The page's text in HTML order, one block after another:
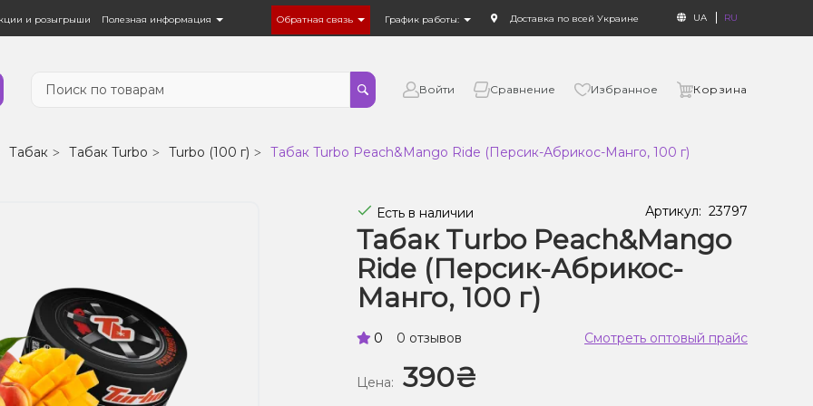
и розыгрыши Полезная информация Обратная связь График работы: Доставка по всей Украине UA RU
Войти Сравнение Избранное Корзина
Табак Табак Turbo Turbo (100 г) Табак Turbo Peach&Mango Ride (Персик-Абрикос-Манго, 100 г)
Есть в наличии Артикул: 23797
Табак Turbo Peach&Mango
Ride (Персик-Абрикос-
Манго, 100 г)
0 0 отзывов Смотреть оптовый прайс
Цена: 390₴